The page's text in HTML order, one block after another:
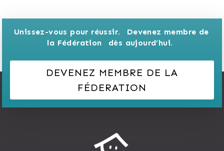
Unissez-vous pour réussir.
Devenez membre de
la Fédération
dès aujourd’hui.
DEVENEZ MEMBRE DE LA
FÉDERATION